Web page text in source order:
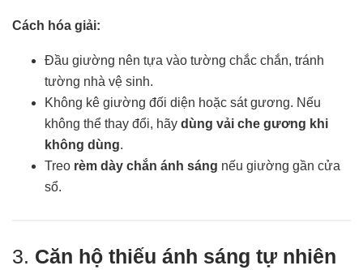
Cách hóa giải:
Đầu giường nên tựa vào tường chắc chắn, tránh
tường nhà vệ sinh.
Không kê giường đối diện hoặc sát gương. Nếu
không thể thay đổi, hãy dùng vải che gương khi
không dùng.
Treo rèm dày chắn ánh sáng nếu giường gần cửa
sổ.
3. Căn hộ thiếu ánh sáng tự nhiên